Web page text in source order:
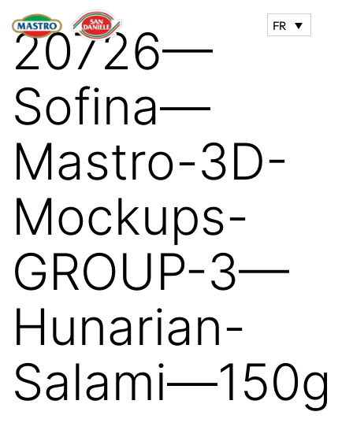
FR
20726—
Sofina—
Mastro-3D-
Mockups-
GROUP-3—
Hunarian-
Salami—150g